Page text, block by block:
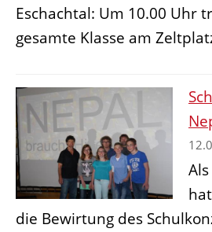
Eschachtal: Um 10.00 Uhr
gesamte Klasse am
die Bewirtung des